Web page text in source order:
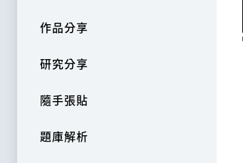
作品分享
研究分享
隨手張貼
題庫解析